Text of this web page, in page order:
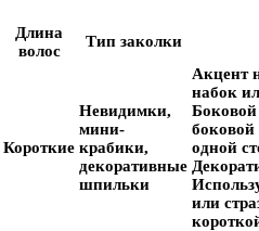
Длина
волос
Тип заколки
Короткие
Невидимки,
мини-
крабики,
декоративные
шпильки
Акцент
набок
боковой
одной
или